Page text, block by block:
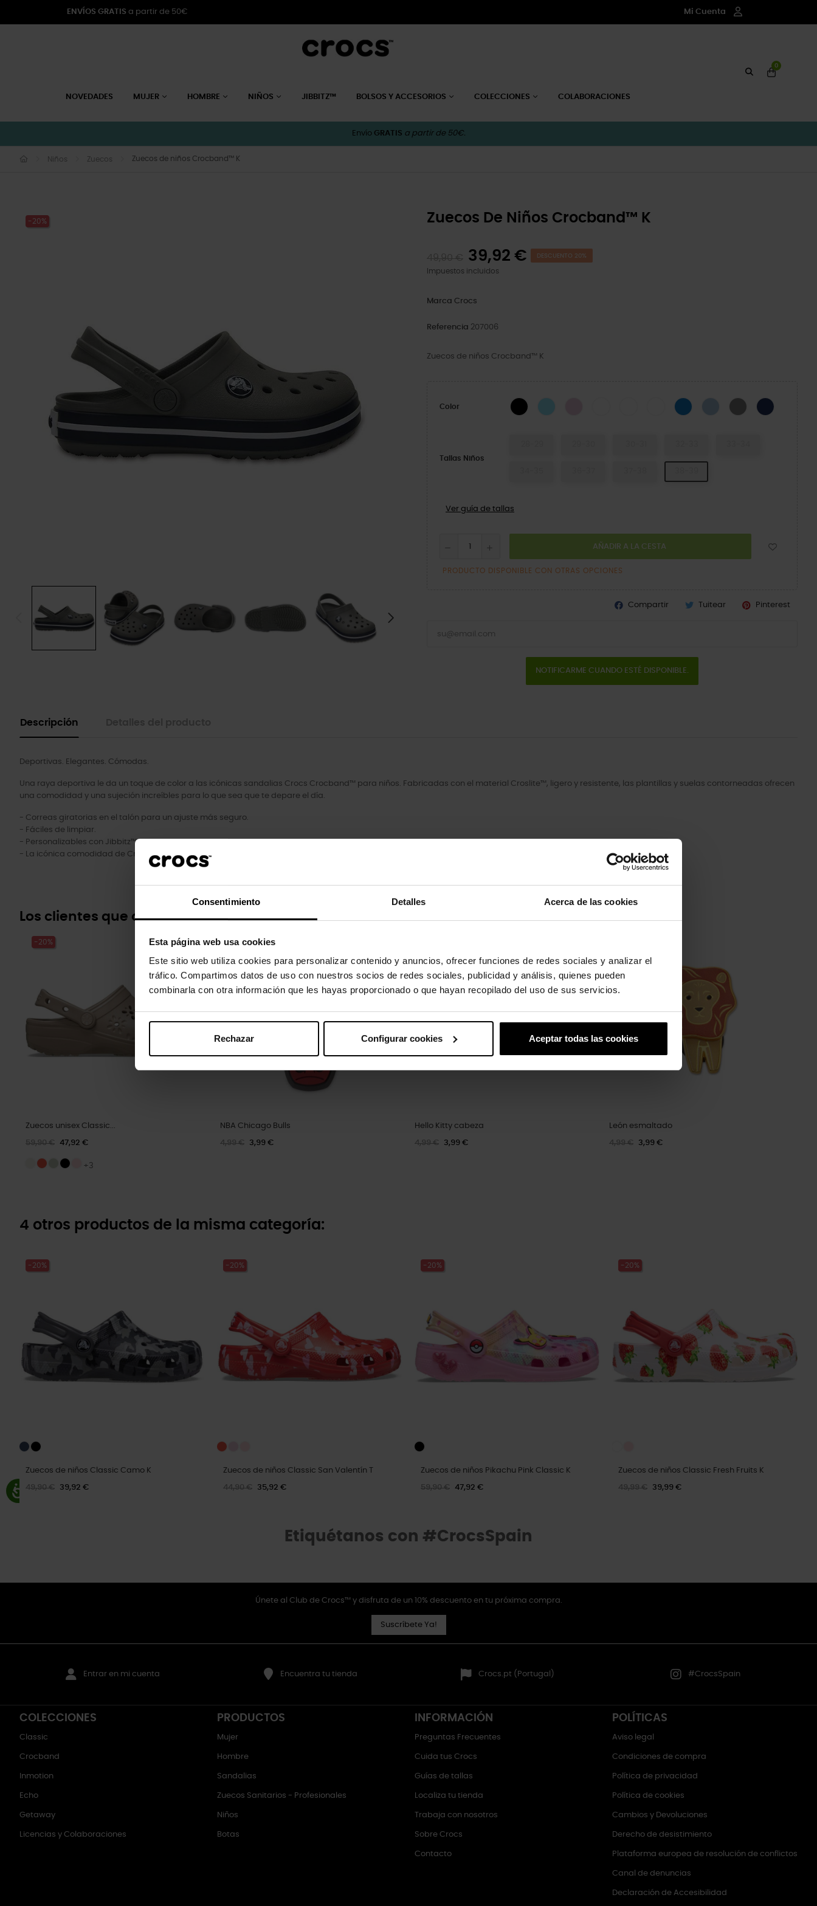
Consentimiento Detalles Acerca de las cookies
Esta página web usa cookies
Este sitio web utiliza cookies para personalizar contenido y anuncios, ofrecer funciones de redes sociales y analizar el
tráfico. Compartimos datos de uso con nuestros socios de redes sociales, publicidad y análisis, quienes pueden
combinarla con otra información que les hayas proporcionado o que hayan recopilado del uso de sus servicios.
Rechazar Configurar cookies Aceptar todas las cookies
ENVÍOS GRATIS a partir de 50€ Mi Cuenta
NOVEDADES MUJER HOMBRE NIÑOS JIBBITZ™ BOLSOS Y ACCESORIOS COLECCIONES COLABORACIONES
0
Envío GRATIS a partir de 50€.
Niños Zuecos Zuecos de niños Crocband™ K
-20% Zuecos De Niños Crocband™ K
39,92 € DESCUENTO 20%
Impuestos incluidos
Marca Crocs
Referencia 207006
Zuecos de niños Crocband™ K
Color Black White/Green IvyWhite/Pink Crush
Blue Bolt/Turbo Teal
Blue Frost/Guava
Slate Grey/Navy
Navy/Red
Tallas Niños
Ver guía de tallas
AÑADIR A LA CESTA
PRODUCTO DISPONIBLE CON OTRAS OPCIONES
Compartir Tuitear Pinterest
NOTIFICARME CUANDO ESTÉ DISPONIBLE.
Descripción
Deportivas. Elegantes. Cómodas.
Una raya deportiva le da un toque de color a las icónicas sandalias Crocs Crocband™ para niños. Fabricadas con el material Croslite™, ligero y resistente, las plantillas y suelas contorneadas ofrecen
una comodidad y una sujeción increíbles para lo que sea que te depare el día.
- Correas giratorias en el talón para un ajuste más seguro.
- Fáciles de limpiar.
- Personalizables con Jibbitz™.
- La icónica comodidad de Crocs™: ligeras. Flexibles. Comodidad en 360 grados.
Los clientes que compraron este producto también han comprado:
-20%
Zuecos unisex Classic...
59,90 € 47,92 €
+3
-20%
NBA Chicago Bulls
4,99 € 3,99 €
Hello Kitty cabeza
4,99 € 3,99 €
León esmaltado
4,99 € 3,99 €
4 otros productos de la misma categoría:
-20%
Zuecos de niños Classic Camo K
49,90 € 39,92 €
-20%
Zuecos de niños Classic San Valentín T
44,90 € 35,92 €
-20%
Zuecos de niños Pikachu Pink Classic K
59,90 € 47,92 €
-20%
Zuecos de niños Classic Fresh Fruits K
49,99 € 39,99 €
Etiquétanos con #CrocsSpain
Únete al Club de Crocs™ y disfruta de un 10% descuento en tu próxima compra.
Suscríbete Ya!
Entrar en mi cuenta Encuentra tu tienda Crocs.pt (Portugal) #CrocsSpain
COLECCIONES
Classic
Crocband
Inmotion
Echo
Getaway
Licencias y Colaboraciones
PRODUCTOS
Mujer
Hombre
Sandalias
Zuecos Sanitarios - Profesionales
Niños
Botas
INFORMACIÓN
Preguntas Frecuentes
Cuida tus Crocs
Guías de tallas
Localiza tu tienda
Trabaja con nosotros
Sobre Crocs
Contacto
POLÍTICAS
Aviso legal
Condiciones de compra
Política de privacidad
Política de cookies
Cambios y Devoluciones
Derecho de desistimiento
Plataforma europea de resolución de conflictos
Canal de denuncias
Declaración de Accesibilidad